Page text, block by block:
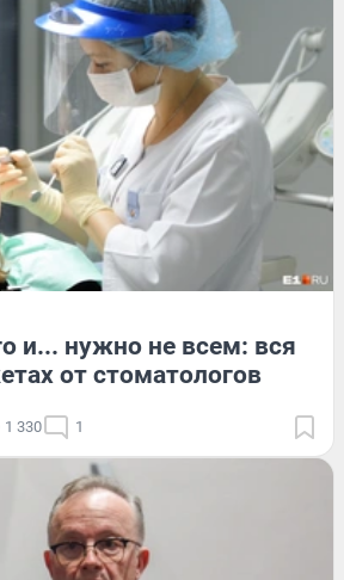
и... нужно не всем: вся
от стоматологов
1 330 1